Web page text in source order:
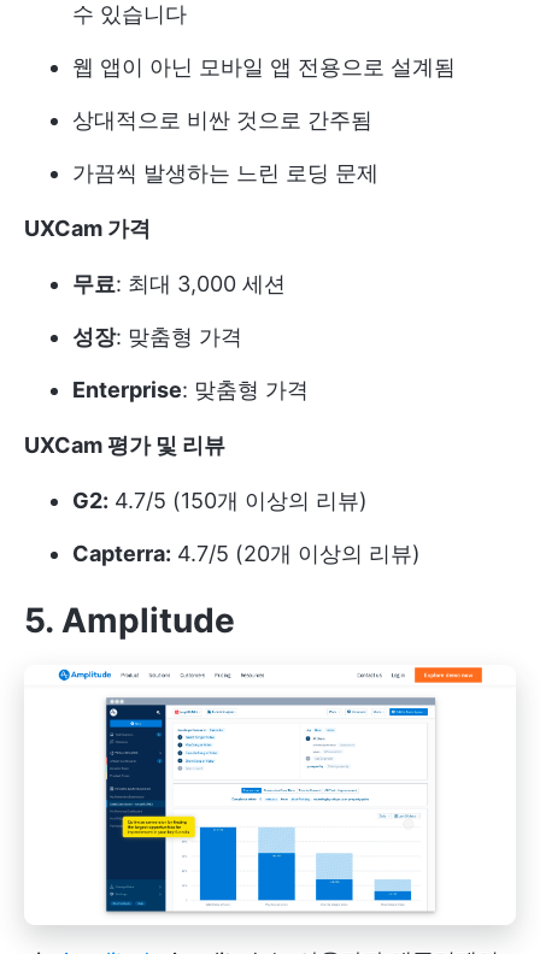
수 있습니다
웹 앱이 아닌 모바일 앱 전용으로 설계됨
상대적으로 비싼 것으로 간주됨
가끔씩 발생하는 느린 로딩 문제
UXCam 가격
무료: 최대 3,000 세션
성장: 맞춤형 가격
Enterprise: 맞춤형 가격
UXCam 평가 및 리뷰
G2: 4.7/5 (150개 이상의 리뷰)
Capterra: 4.7/5 (20개 이상의 리뷰)
5. Amplitude